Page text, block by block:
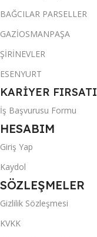
BAĞCILAR PARSELLER
GAZİOSMANPAŞA
ŞİRİNEVLER
ESENYURT
KARİYER FIRSATI
İş Başvurusu Formu
HESABIM
Giriş Yap
Kaydol
SÖZLEŞMELER
Gizlilik Sözleşmesi
KVKK